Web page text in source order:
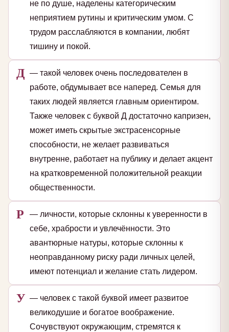
не по душе, наделены категорическим
неприятием рутины и критическим умом. С
трудом расслабляются в компании, любят
тишину и покой.
Д — такой человек очень последователен в
работе, обдумывает все наперед. Семья для
таких людей является главным ориентиром.
Также человек с буквой Д достаточно капризен,
может иметь скрытые экстрасенсорные
способности, не желает развиваться
внутренне, работает на публику и делает акцент
на кратковременной положительной реакции
общественности.
Р
— личности, которые склонны к уверенности в
себе, храбрости и увлечённости. Это
авантюрные натуры, которые склонны к
неоправданному риску ради личных целей,
имеют потенциал и желание стать лидером.
У — человек с такой буквой имеет развитое
великодушие и богатое воображение.
Сочувствуют окружающим, стремятся к